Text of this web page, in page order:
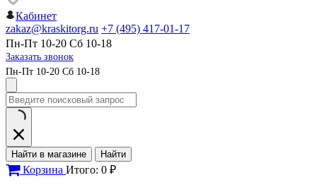
Кабинет
zakaz@kraskitorg.ru +7 (495) 417-01-17
Пн-Пт 10-20 Сб 10-18
Заказать звонок
Пн-Пт 10-20 Сб 10-18
Найти в магазине Найти
Корзина Итого: 0 ₽